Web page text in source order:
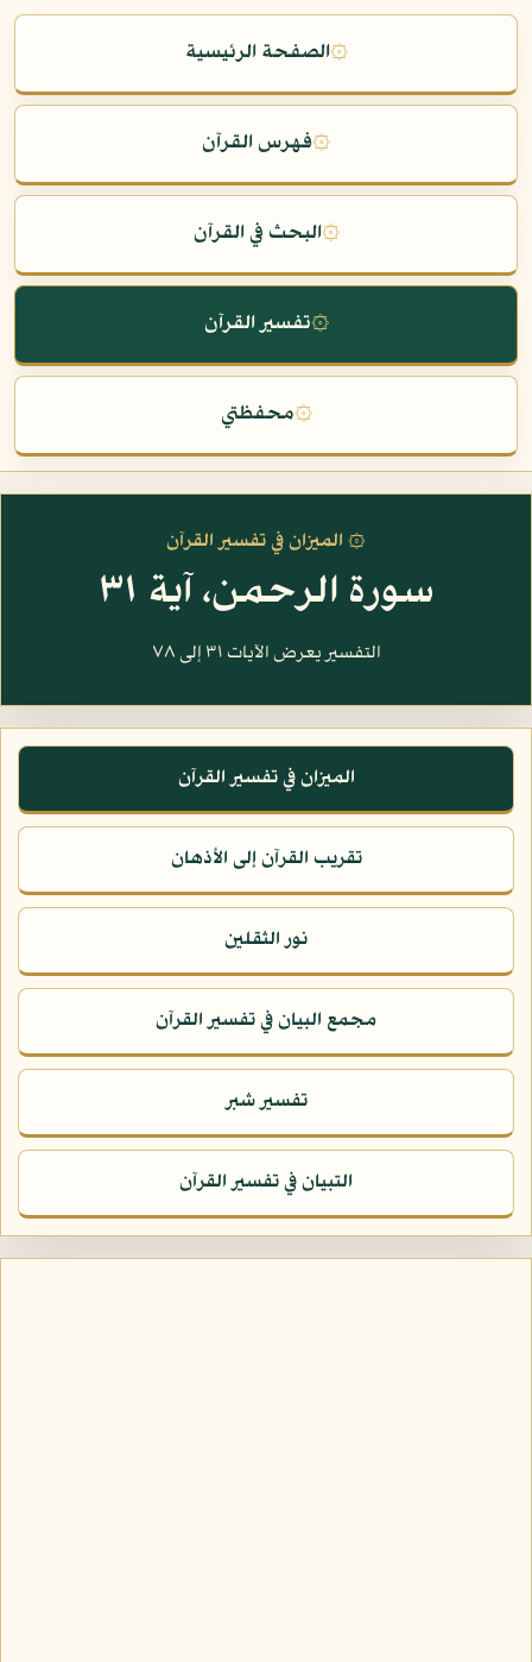
۞الصفحة الرئيسية
۞فهرس القرآن
۞البحث في القرآن
۞تفسير القرآن
۞محفظتي
۞ الميزان في تفسير القرآن
سورة الرحمن، آية ٣١
التفسير يعرض الآيات ٣١ إلى ٧٨
الميزان في تفسير القرآن
تقريب القرآن إلى الأذهان
نور الثقلين
مجمع البيان في تفسير القرآن
تفسير شبر
التبيان في تفسير القرآن